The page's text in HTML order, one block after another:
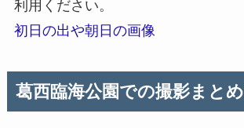
利用ください。
初日の出や朝日の画像
葛西臨海公園での撮影まとめ